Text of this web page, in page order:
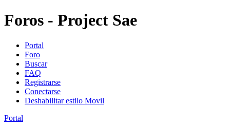
Foros - Project Sae
Portal
Foro
Buscar
FAQ
Registrarse
Conectarse
Deshabilitar estilo Movil
Portal